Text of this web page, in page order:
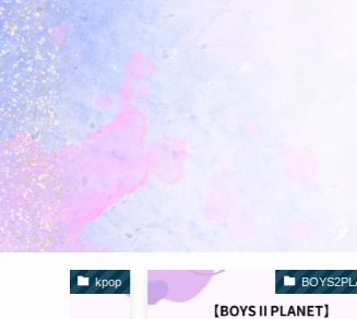
BOYS2PLANET